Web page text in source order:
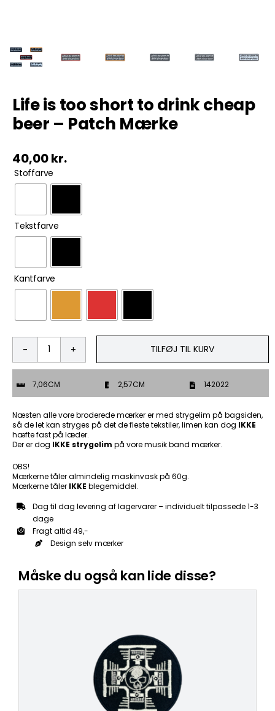
ØL & Spiritus
Tøj & Andre Varer
Rodkasse/Tilbud
Life is too short to drink cheap
beer – Patch Mærke
40,00kr.
Stoffarve
Tekstfarve
Kantfarve
Life
is
short
to
drink
cheap
beer
-
Mærke
antal
TILFØJ TIL KURV
7,06CM 2,57CM 142022
Næsten alle vore broderede mærker er med strygelim på bagsiden,
så de let kan stryges på det de fleste tekstiler, limen kan dog IKKE
hæfte fast på læder.
Der er dog IKKE strygelim på vore musik band mærker.
OBS!
Mærkerne tåler almindelig maskinvask på 60g.
Mærkerne tåler IKKE blegemiddel.
Dag til dag levering af lagervarer – individuelt tilpassede 1-3
dage
Fragt altid 49,-
Design selv mærker
Måske du også kan lide disse?